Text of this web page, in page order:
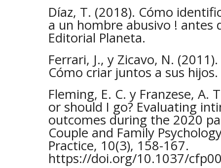
Díaz, T. (2018). Cómo
a un hombre abusivo ! antes
Editorial Planeta.
Ferrari, J., y Zicavo, N.
Cómo criar juntos a sus
Fleming, E. C. y Franzese, A.
or should I go? Evaluating
outcomes during the 2020
Couple and Family
Practice, 10(3), 158-167.
https://doi.org/10.1037/